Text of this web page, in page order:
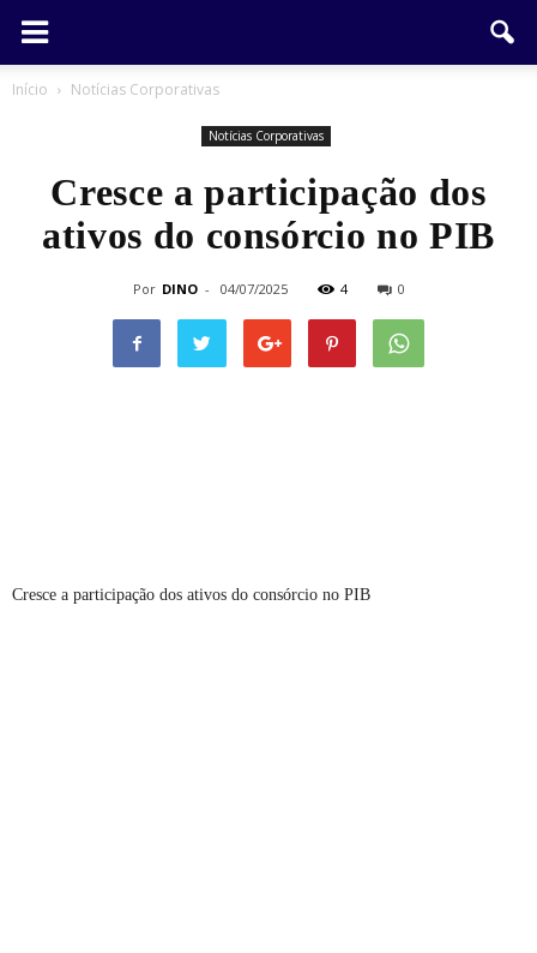
Início Notícias Corporativas
Notícias Corporativas
Cresce a participação dos
ativos do consórcio no PIB
Por DINO - 04/07/2025 4 0
Cresce a participação dos ativos do consórcio no PIB